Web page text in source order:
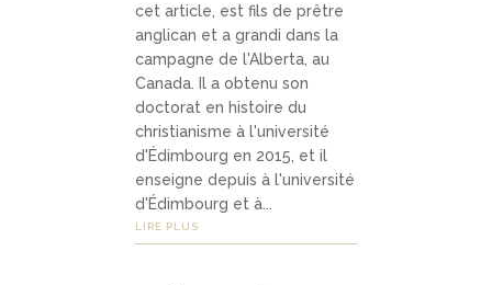
cet article, est fils de prêtre
anglican et a grandi dans la
campagne de l'Alberta, au
Canada. Il a obtenu son
doctorat en histoire du
christianisme à l'université
d'Édimbourg en 2015, et il
enseigne depuis à l'université
d'Édimbourg et à...
LIRE PLUS